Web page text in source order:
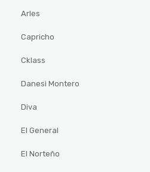
Arles
Capricho
Cklass
Danesi Montero
Diva
El General
El Norteño